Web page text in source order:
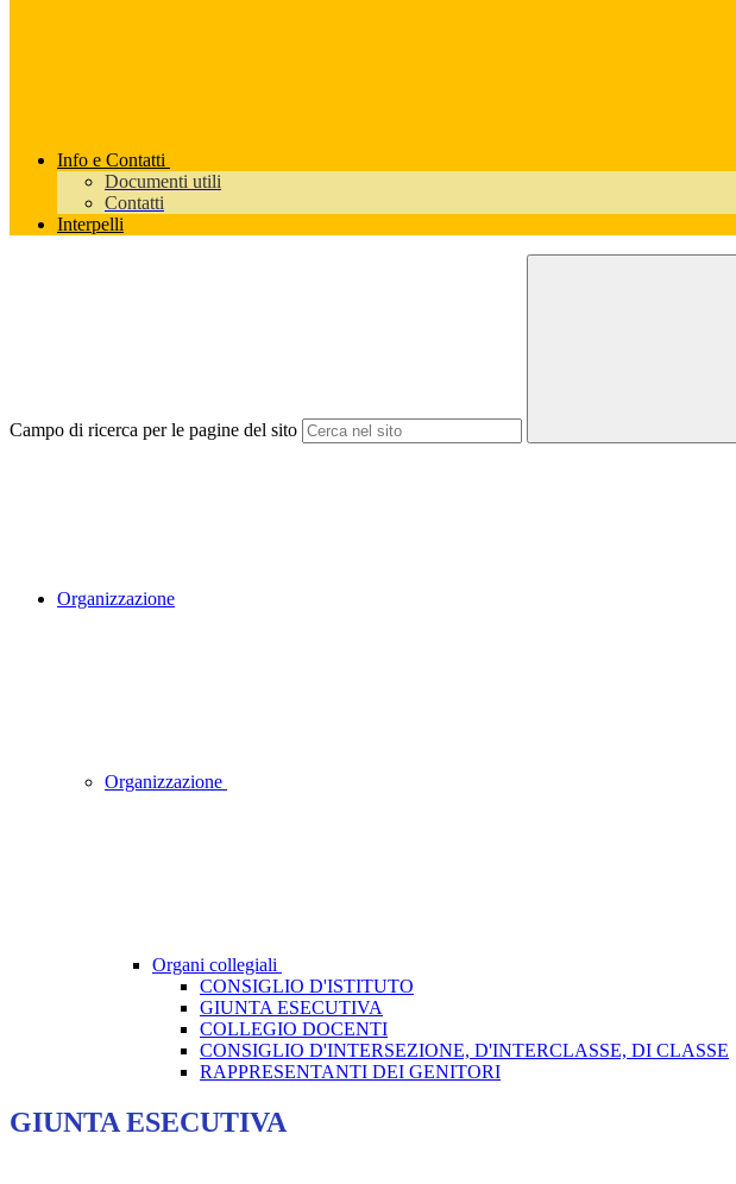
Info e Contatti
Documenti utili
Contatti
Interpelli
Campo di ricerca per le pagine del sito
Organizzazione
Organizzazione
Organi collegiali
CONSIGLIO D'ISTITUTO
GIUNTA ESECUTIVA
COLLEGIO DOCENTI
CONSIGLIO D'INTERSEZIONE, D'INTERCLASSE, DI CLASSE
RAPPRESENTANTI DEI GENITORI
GIUNTA ESECUTIVA